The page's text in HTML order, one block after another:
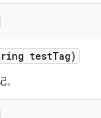
testTag)